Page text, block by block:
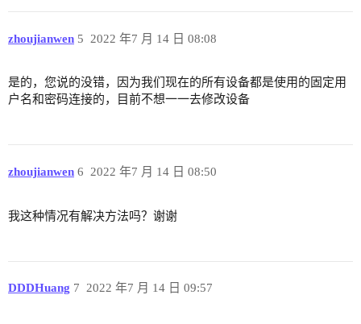
zhoujianwen 2022 年7 月 14 日 08:08
5
是的，您说的没错，因为我们现在的所有设备都是使用的固定用
户名和密码连接的，目前不想一一去修改设备
zhoujianwen 2022 年7 月 14 日 08:50
6
我这种情况有解决方法吗？谢谢
DDDHuang 2022 年7 月 14 日 09:57
7